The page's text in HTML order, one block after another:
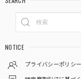
NOTICE
プライバシーポリシー